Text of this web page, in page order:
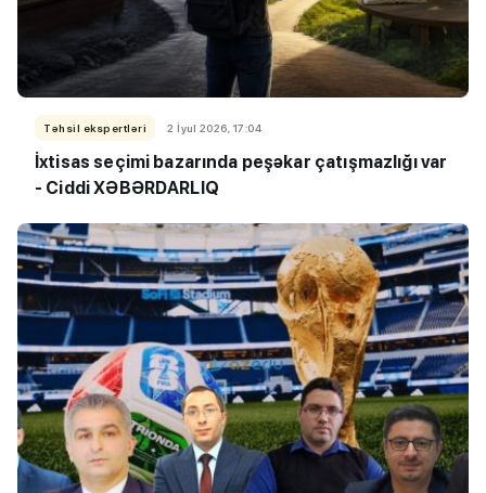
Təhsil ekspertləri 2 İyul 2026, 17:04
İxtisas seçimi bazarında peşəkar çatışmazlığı var
- Ciddi XƏBƏRDARLIQ